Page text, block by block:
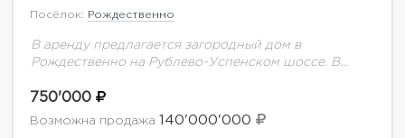
Посёлок: Рождественно
В аренду предлагается загородный дом в
Рождественно на Рублево-Успенском шоссе. В
планировка: 6 спален, просторная гостиная-
столовая, бассейн. Планировка дома:1 этаж:
750'000
Возможна продажа 140'000'000